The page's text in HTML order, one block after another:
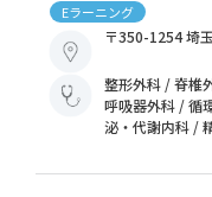
Eラーニング
〒350-1254 埼
整形外科 / 脊椎
呼吸器外科 / 循
泌・代謝内科 /